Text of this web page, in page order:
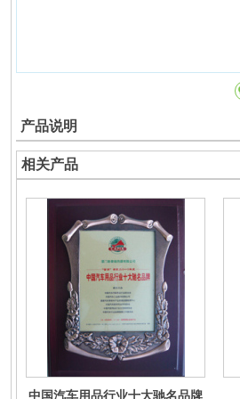
产品说明
相关产品
中国汽车用品行业十大驰名品牌